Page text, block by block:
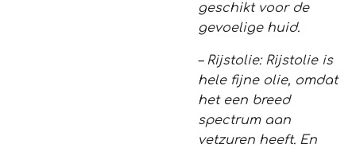
geschikt voor de
gevoelige huid.
– Rijstolie: Rijstolie is
hele fijne olie, omdat
het een breed
spectrum aan
vetzuren heeft. En